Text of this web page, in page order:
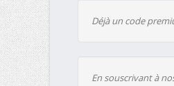
Déjà un code
En souscrivant à